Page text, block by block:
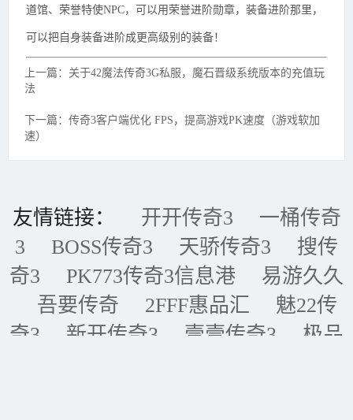
道馆、荣誉特使NPC，可以用荣誉进阶勋章，装备进阶那里，
可以把自身装备进阶成更高级别的装备！
上一篇：关于42魔法传奇3G私服，魔石晋级系统版本的充值玩
法
下一篇：传奇3客户端优化 FPS，提高游戏PK速度（游戏软加
速）
友情链接： 开开传奇3
一桶传奇
3
BOSS传奇3 天骄传奇3
搜传
奇3
PK773传奇3信息港
易游久久
吾要传奇
2FFF惠品汇
魅22传
奇3
新开传奇3 壹壹传奇3
极品